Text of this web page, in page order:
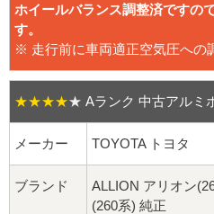
18インチ：夏タイヤホイール
19インチ：夏タイヤホイール
20インチ：夏タイヤホイール
ホイールナット
平面座ナット
ホイールバランス調整済ですの
す。
※ 走行前に車両適正空気圧への
★★★★★ Aランク 中古アルミ
メーカー TOYOTA トヨタ
ブランド
ALLION アリオン
(260系) 純正